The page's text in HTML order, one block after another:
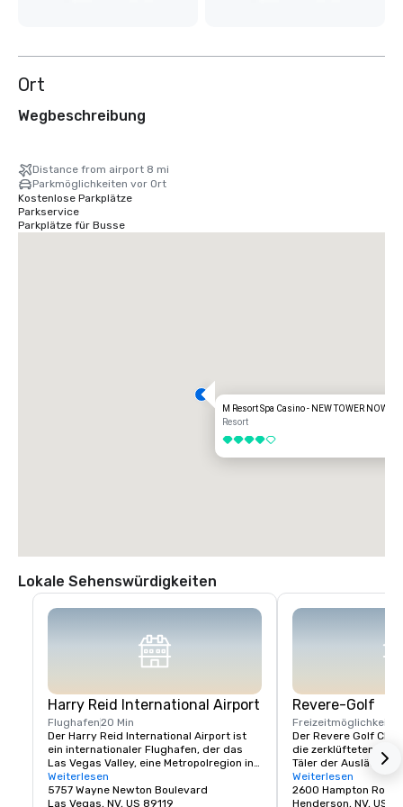
Ort
Wegbeschreibung
Distance from airport 8 mi
Parkmöglichkeiten vor Ort
Kostenlose Parkplätze
Parkservice
Parkplätze für Busse
M Resort Spa Casino - NEW TOWER NOW
Resort
4 von 5
Lokale Sehenswürdigkeiten
Harry Reid International Airport
Flughafen20 Min
Der Harry Reid International Airport ist
ein internationaler Flughafen, der das
Las Vegas Valley, eine Metropolregion in
Nevada, Vereinigte Staaten, bedient.
Weiterlesen
5757 Wayne Newton Boulevard
Las Vegas, NV, US 89119
Revere-Golf
Freizeitmöglichkeiten
Der Revere Golf
die zerklüfteten
Täler der Ausläufer
bietet endlose,
Ausblicke auf die
und die Berge
Weiterlesen
2600 Hampton Road
Henderson, NV, US